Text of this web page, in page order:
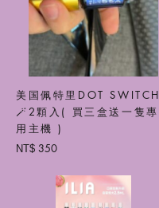
美国佩特里DOT SWITCH
🪄2顆入( 買三盒送一隻專
用主機 )
NT$ 350